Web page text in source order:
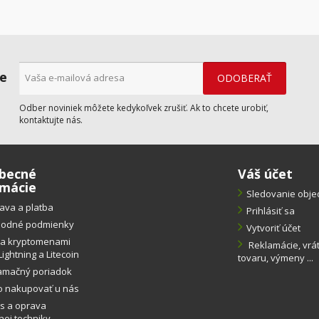
Odber noviniek môžete kedykoľvek zrušiť. Ak to chcete urobiť,
kontaktujte nás.
a platba
podmienky
kryptomenami
a Litecoin
poriadok
nakupovať u nás
a oprava
Váš účet
Sledovanie
Prihlásiť sa
Vytvoriť účet
Reklamácie,
tovaru, výmeny ...